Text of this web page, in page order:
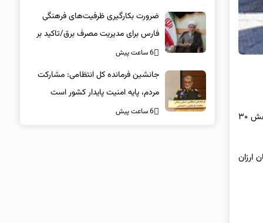
لاماری ایما ۱۴۰۳ در بازار خودرو ۲ میلیارد و ۲۰میلیون تومان شد. این شاسی بلند مونتاژی در یک هفته اخیر کاهش ۳۰
تومان شد این مدل نیز ۲۰ میلیون تومان ارزان
ضرورت بکارگیری ظرفیت‌های فرهنگی
فارس برای مدیریت مصرف برق/تاکید بر
همراهی همگانی در پویش ۲۵ درجه
6 ساعت پیش
جانشین فرمانده کل انتظامی: مشارکت
مردم، پایه امنیت پایدار کشور است
6 ساعت پیش